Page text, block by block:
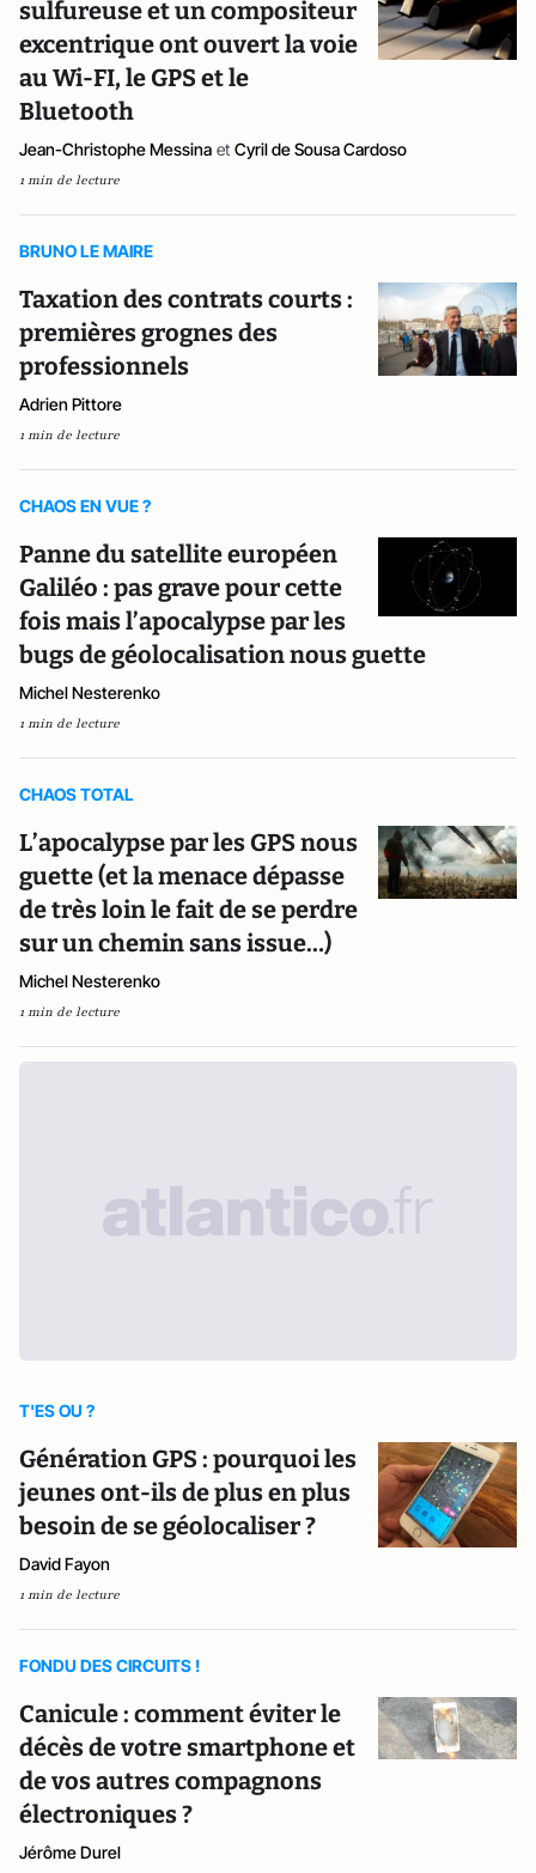
sulfureuse et un compositeur
excentrique ont ouvert la voie
au Wi-FI, le GPS et le
Bluetooth
Jean-Christophe Messina et Cyril de Sousa Cardoso
1 min de lecture
BRUNO LE MAIRE
Taxation des contrats courts :
premières grognes des
professionnels
Adrien Pittore
1 min de lecture
CHAOS EN VUE ?
Panne du satellite européen
Galiléo : pas grave pour cette
fois mais l’apocalypse par les
bugs de géolocalisation nous guette
Michel Nesterenko
1 min de lecture
CHAOS TOTAL
L’apocalypse par les GPS nous
guette (et la menace dépasse
de très loin le fait de se perdre
sur un chemin sans issue…)
Michel Nesterenko
1 min de lecture
T'ES OU ?
Génération GPS : pourquoi les
jeunes ont-ils de plus en plus
besoin de se géolocaliser ?
David Fayon
1 min de lecture
FONDU DES CIRCUITS !
Canicule : comment éviter le
décès de votre smartphone et
de vos autres compagnons
électroniques ?
Jérôme Durel